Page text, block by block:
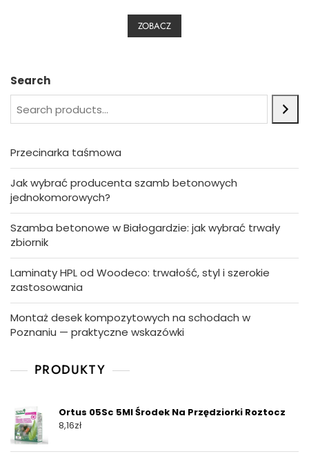
u
ZOBACZ
Search
Przecinarka taśmowa
Jak wybrać producenta szamb betonowych
jednokomorowych?
Szamba betonowe w Białogardzie: jak wybrać trwały
zbiornik
Laminaty HPL od Woodeco: trwałość, styl i szerokie
zastosowania
Montaż desek kompozytowych na schodach w
Poznaniu — praktyczne wskazówki
PRODUKTY
Ortus 05Sc 5Ml Środek Na Przędziorki Roztocz
8,16zł